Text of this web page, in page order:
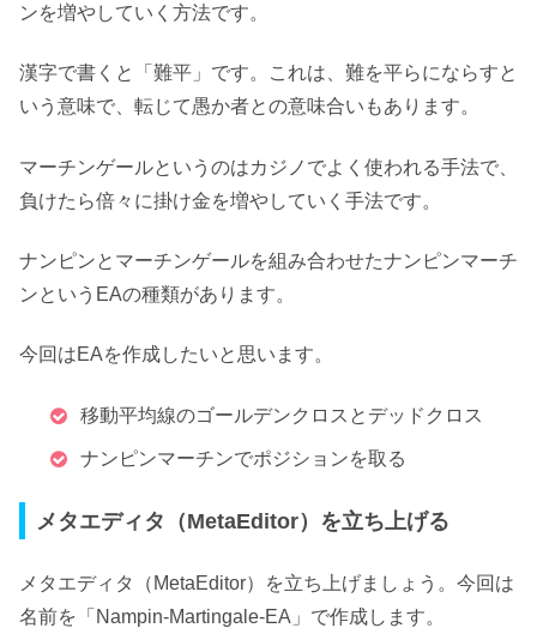
ンを増やしていく方法です。
漢字で書くと「難平」です。これは、難を平らにならすと
いう意味で、転じて愚か者との意味合いもあります。
マーチンゲールというのはカジノでよく使われる手法で、
負けたら倍々に掛け金を増やしていく手法です。
ナンピンとマーチンゲールを組み合わせたナンピンマーチ
ンというEAの種類があります。
今回はEAを作成したいと思います。
移動平均線のゴールデンクロスとデッドクロス
ナンピンマーチンでポジションを取る
メタエディタ（MetaEditor）を立ち上げる
メタエディタ（MetaEditor）を立ち上げましょう。今回は
名前を「Nampin-Martingale-EA」で作成します。